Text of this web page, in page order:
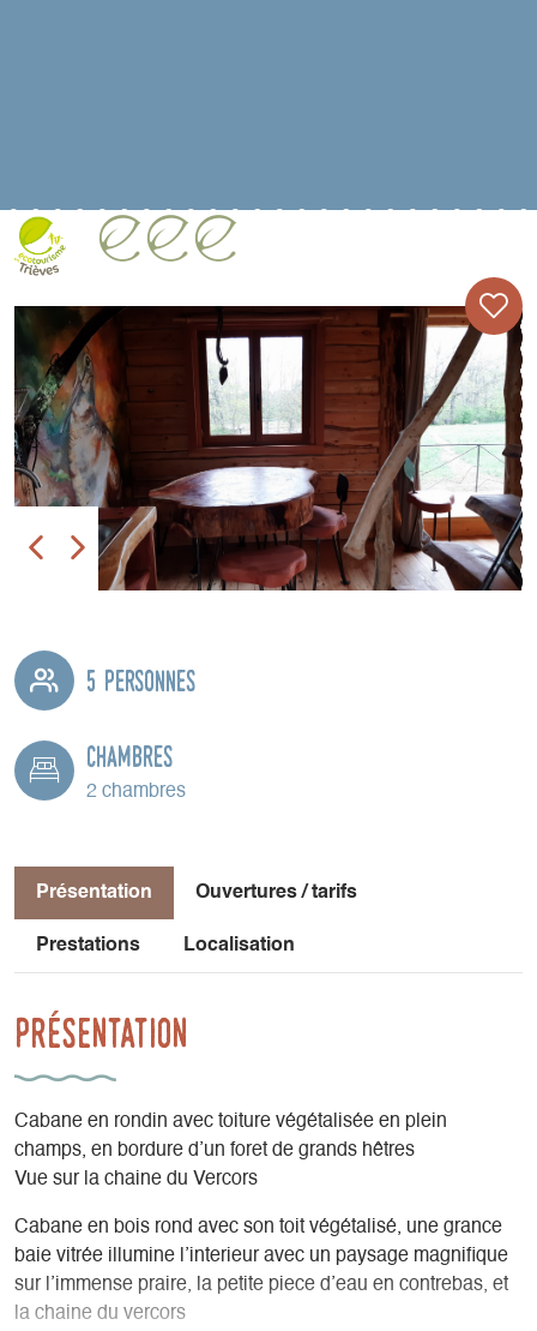
5 personnes
Chambres
2 chambres
Présentation Ouvertures / tarifs
Prestations Localisation
Présentation
Cabane en rondin avec toiture végétalisée en plein
champs, en bordure d’un foret de grands hêtres
Vue sur la chaine du Vercors
Cabane en bois rond avec son toit végétalisé, une grance
baie vitrée illumine l’interieur avec un paysage magnifique
sur l’immense praire, la petite piece d’eau en contrebas, et
la chaine du vercors